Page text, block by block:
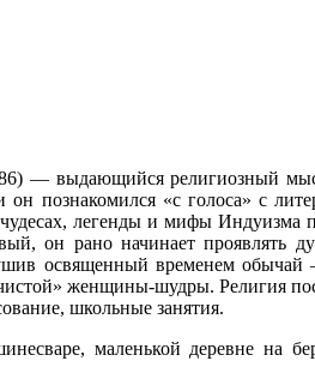
религиозный
познакомился «с голоса» с
легенды и мифы Индуизма
он рано начинает проявлять
освященный временем
женщины-шудры. Религия
школьные занятия.
маленькой деревне на